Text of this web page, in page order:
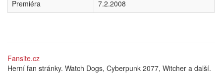
Premiéra
7.2.2008
Fansite.cz
Herní fan stránky. Watch Dogs, Cyberpunk 2077, Witcher a další.